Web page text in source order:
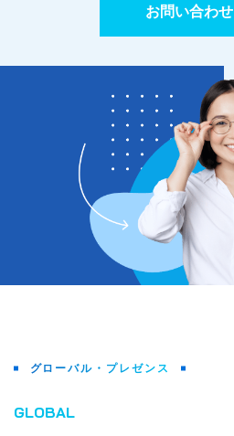
お問い合わせ
グローバル・プレゼンス
GLOBAL